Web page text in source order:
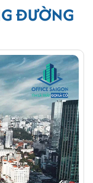
ĐƯỜNG